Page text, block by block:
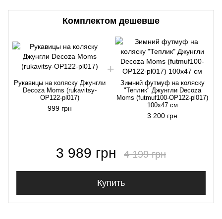
Комплектом дешевше
Рукавицы на коляску Джунгли
Decoza Moms (rukavitsy-
OP122-pl017)
999 грн
Зимний футмуф на коляску
"Теплик" Джунгли Decoza
Moms (futmuf100-OP122-pl017)
100х47 см
3 200 грн
3 989 грн 4 199 грн
Купить